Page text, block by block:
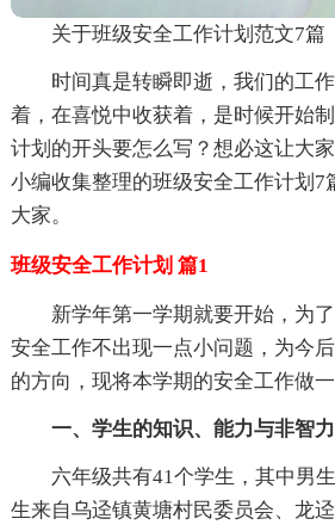
关于班级安全工作计划范文7篇
时间真是转瞬即逝，我们的工
着，在喜悦中收获着，是时候开始
计划的开头要怎么写？想必这让大
小编收集整理的班级安全工作计划7
大家。
班级安全工作计划 篇1
新学年第一学期就要开始，为
安全工作不出现一点小问题，为今
的方向，现将本学期的安全工作做一
一、学生的知识、能力与非智
六年级共有41个学生，其中男
生来自乌迳镇黄塘村民委员会、龙